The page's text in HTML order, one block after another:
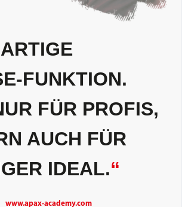
FUNKTION.
FÜR PROFIS,
AUCH FÜR
IDEAL.“
www.apax-academy.com